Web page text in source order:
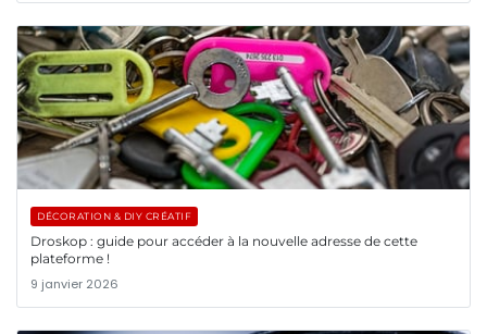
DÉCORATION & DIY CRÉATIF
Droskop : guide pour accéder à la nouvelle adresse de cette
plateforme !
9 janvier 2026